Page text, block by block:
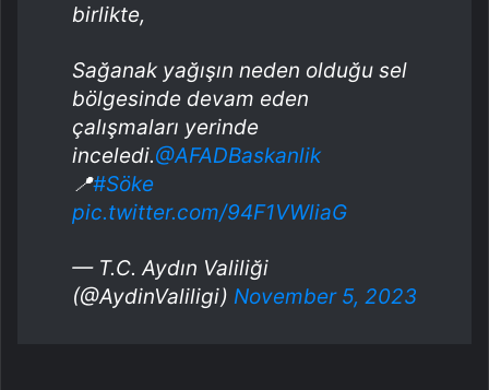
birlikte,
Sağanak yağışın neden olduğu sel
bölgesinde devam eden
çalışmaları yerinde
inceledi.@AFADBaskanlik
📍#Söke
pic.twitter.com/94F1VWliaG
— T.C. Aydın Valiliği
(@AydinValiligi) November 5, 2023